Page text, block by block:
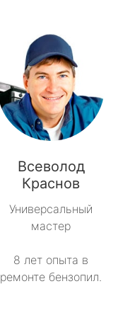
Всеволод
Краснов
Универсальный
мастер
8 лет опыта в
ремонте бензопил.